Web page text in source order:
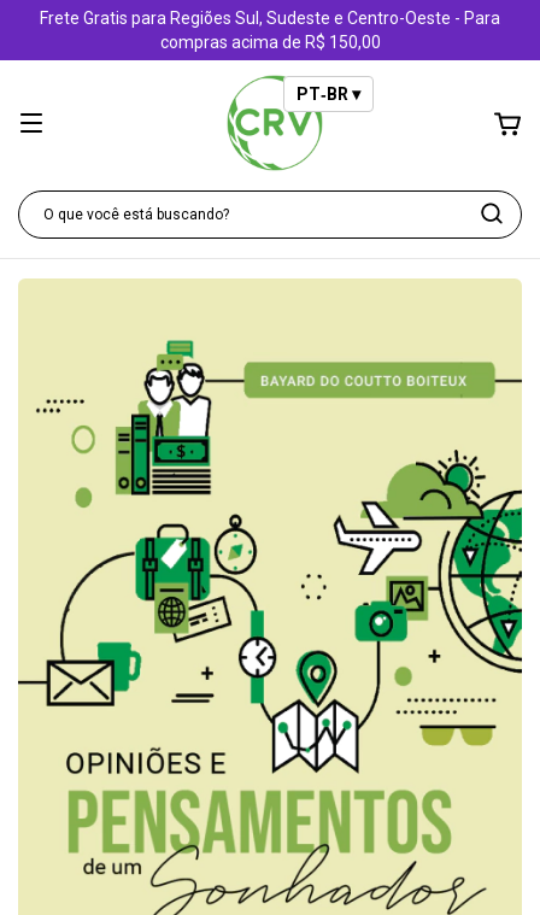
Frete Gratis para Regiões Sul, Sudeste e Centro-Oeste - Para
compras acima de R$ 150,00
PT‑BR ▾